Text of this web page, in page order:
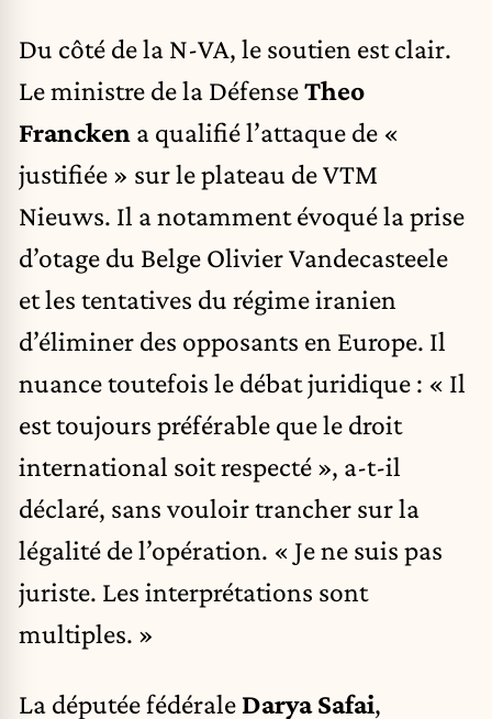
Du côté de la N-VA, le soutien est clair.
Le ministre de la DéfenseTheo
Francken a qualifié l’attaque de «
justifiée » sur le plateau de VTM
Nieuws. Il a notamment évoqué la prise
d’otage du Belge Olivier Vandecasteele
et les tentatives du régime iranien
d’éliminer des opposants en Europe. Il
nuance toutefois le débat juridique : « Il
est toujours préférable que le droit
international soit respecté », a-t-il
déclaré, sans vouloir trancher sur la
légalité de l’opération. « Je ne suis pas
juriste. Les interprétations sont
multiples. »
La députée fédérale Darya Safai,